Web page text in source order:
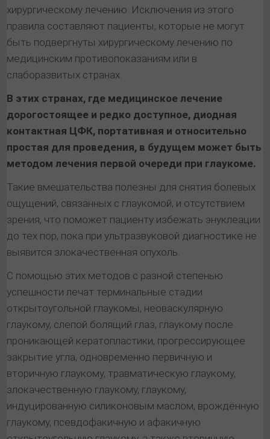
хирургическому лечению. Исключения из этого
правила составляют пациенты, которые не могут
быть подвергнуты хирургическому лечению по
медицинским противопоказаниям или в
слаборазвитых странах.
В этих странах, где медицинское лечение
дорогостоящее и редко доступное, диодная
контактная ЦФК, портативная и относительно
простая для проведения, в будущем может быть
методом лечения первой очереди при глаукоме.
Такие вмешательства полезны для снятия болевых
ощущений, связанных с глаукомой, и отсутствием
зрения, что поможет пациенту избежать энуклеации
до тех пор, пока при ультразвуковой диагностике не
выявится злокачественная опухоль.
С помощью этих методов с разной степенью
успешности лечат терминальные стадии
открытоугольной глаукомы, неоваскулярную
глаукому, слепой болящий глаз, глаукому после
проникающей кератопластики, прогрессирующее
закрытие угла, одновременно первичную и
вторичную глаукому, травматическую глаукому,
злокачественную глаукому, глаукому,
индуцированную силиконовым маслом, врождённую
глаукому, псевдофакичную и афакичную